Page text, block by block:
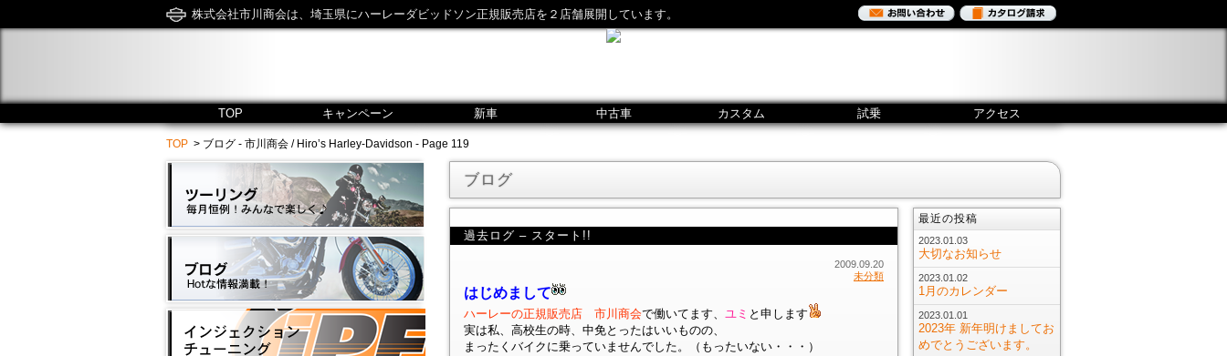
株式会社市川商会は、埼玉県にハーレーダビッドソン正規販売店を２店舗展開しています。
TOP キャンペーン 新車 中古車 カスタム 試乗 アクセス
TOP > ブログ - 市川商会 / Hiro’s Harley-Davidson - Page 119
ブログ
過去ログ – スタート!!
2009.09.20
未分類
はじめまして
ハーレーの正規販売店 市川商会で働いてます、 ユミ と申します
実は私、高校生の時、中免とったはいいものの、
まったくバイクに乗っていませんでした。（もったいない・・・）
最近の投稿
2023.01.03
大切なお知らせ
2023.01.02
1月のカレンダー
2023.01.01
2023年 新年明けましてお
めでとうございます。